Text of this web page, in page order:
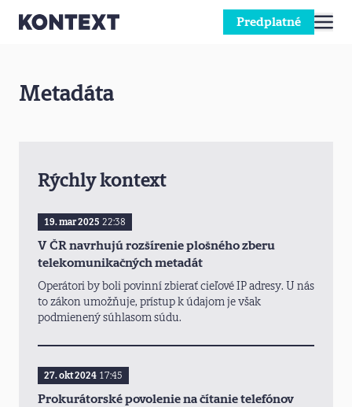
Predplatné
Metadáta
Rýchly kontext
19. mar 2025 22:38
V ČR navrhujú rozšírenie plošného zberu
telekomunikačných metadát
Operátori by boli povinní zbierať cieľové IP adresy. U nás
to zákon umožňuje, prístup k údajom je však
podmienený súhlasom súdu.
27. okt 2024 17:45
Prokurátorské povolenie na čítanie telefónov